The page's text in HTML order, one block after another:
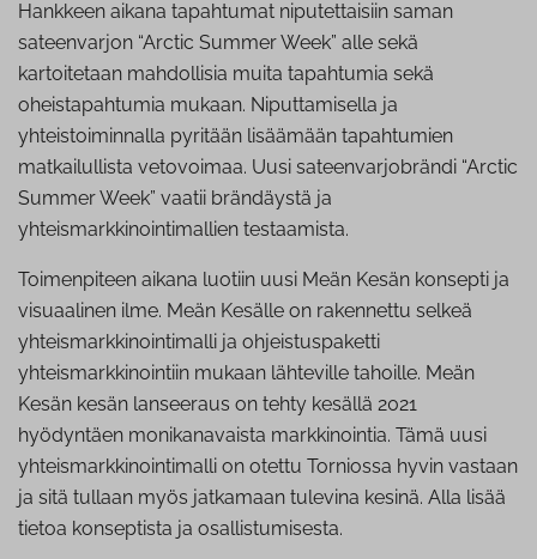
Hankkeen aikana tapahtumat niputettaisiin saman
sateenvarjon “Arctic Summer Week” alle sekä
kartoitetaan mahdollisia muita tapahtumia sekä
oheistapahtumia mukaan. Niputtamisella ja
yhteistoiminnalla pyritään lisäämään tapahtumien
matkailullista vetovoimaa. Uusi sateenvarjobrändi “Arctic
Summer Week” vaatii brändäystä ja
yhteismarkkinointimallien testaamista.
Toimenpiteen aikana luotiin uusi Meän Kesän konsepti ja
visuaalinen ilme. Meän Kesälle on rakennettu selkeä
yhteismarkkinointimalli ja ohjeistuspaketti
yhteismarkkinointiin mukaan lähteville tahoille. Meän
Kesän kesän lanseeraus on tehty kesällä 2021
hyödyntäen monikanavaista markkinointia. Tämä uusi
yhteismarkkinointimalli on otettu Torniossa hyvin vastaan
ja sitä tullaan myös jatkamaan tulevina kesinä. Alla lisää
tietoa konseptista ja osallistumisesta.